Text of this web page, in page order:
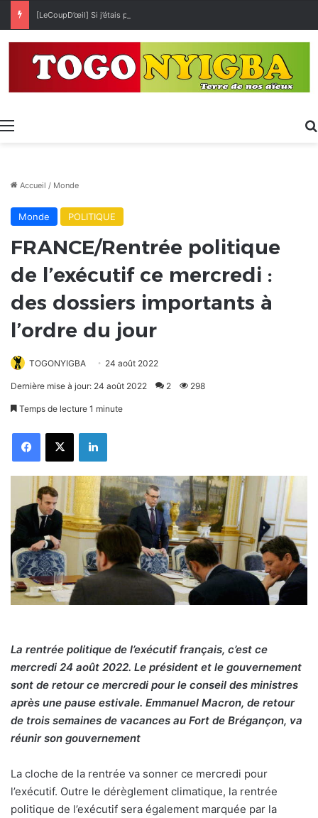
[LeCoupD’œil] Si j’étais président, ce que je ferai des « Évalas »
Menu
Accueil / Monde
Monde POLITIQUE
FRANCE/Rentrée politique
de l’exécutif ce mercredi :
des dossiers importants à
l’ordre du jour
TOGONYIGBA 24 août 2022
Dernière mise à jour: 24 août 2022 2 298
Temps de lecture 1 minute
FacebookX Linkedin
La rentrée politique de l’exécutif français, c’est ce
mercredi 24 août 2022. Le président et le gouvernement
sont de retour ce mercredi pour le conseil des ministres
après une pause estivale. Emmanuel Macron, de retour
de trois semaines de vacances au Fort de Brégançon, va
réunir son gouvernement
La cloche de la rentrée va sonner ce mercredi pour
l’exécutif. Outre le dérèglement climatique, la rentrée
politique de l’exécutif sera également marquée par la